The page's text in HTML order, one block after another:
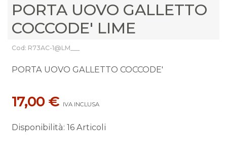
PORTA UOVO GALLETTO
COCCODE' LIME
Cod: R73AC-1@LM___
PORTA UOVO GALLETTO COCCODE'
17,00 € IVA INCLUSA
Disponibilità: 16 Articoli